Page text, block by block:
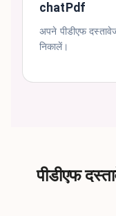
chatPdf
अपने पीडीएफ
निकालें।
पीडीएफ